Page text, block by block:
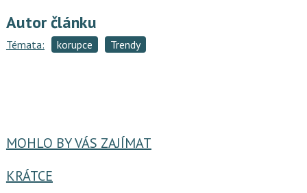
Autor článku
Témata: korupce Trendy
MOHLO BY VÁS ZAJÍMAT
KRÁTCE